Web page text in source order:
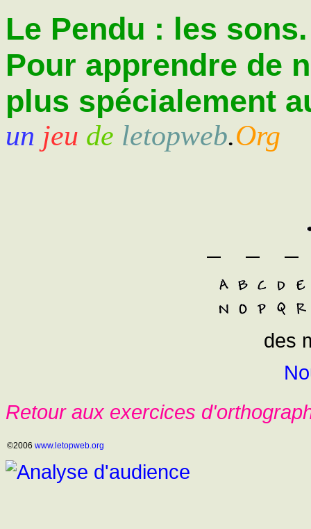
Le Pendu : les sons.
Pour apprendre de
plus spécialement
un jeu de letopweb.Org
des
Retour aux exercices
©2006 www.letopweb.org